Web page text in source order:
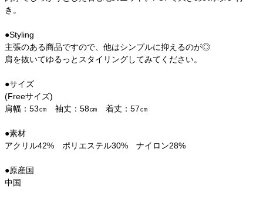
き。
●Styling
主張のある商品ですので、他はシンプルに抑えるのが◎
肩を抜いてゆるっとスタイリングしてみてください。
●サイズ
(Freeサイズ)
肩幅：53㎝ 袖丈：58㎝ 着丈：57㎝
●素材
アクリル42% ポリエステル30% ナイロン28%
●原産国
中国